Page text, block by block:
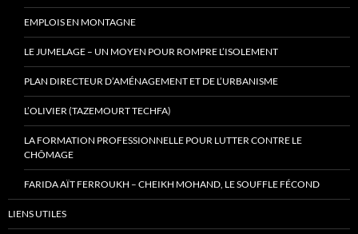
EMPLOIS EN MONTAGNE
LE JUMELAGE – UN MOYEN POUR ROMPRE L’ISOLEMENT
PLAN DIRECTEUR D’AMÉNAGEMENT ET DE L’URBANISME
L’OLIVIER (TAZEMOURT TECHFA)
LA FORMATION PROFESSIONNELLE POUR LUTTER CONTRE LE
CHÔMAGE
FARIDA AÏT FERROUKH – CHEIKH MOHAND, LE SOUFFLE FÉCOND
LIENS UTILES